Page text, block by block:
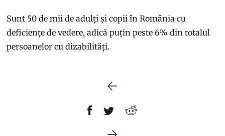
Sunt 50 de mii de adulți și copii în România cu
deficiențe de vedere, adică puțin peste 6% din totalul
persoanelor cu dizabilități.